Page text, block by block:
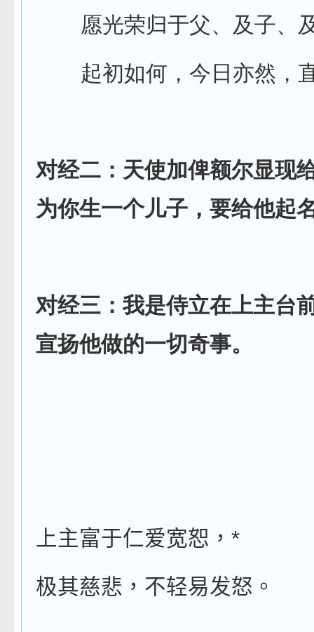
愿光荣归于父、及子、
起初如何，今日亦然，
对经二：天使加俾额尔显现
为你生一个儿子，要给他起
对经三：我是侍立在上主台
宣扬他做的一切奇事。
上主富于仁爱宽恕， *
极其慈悲，不轻易发怒。